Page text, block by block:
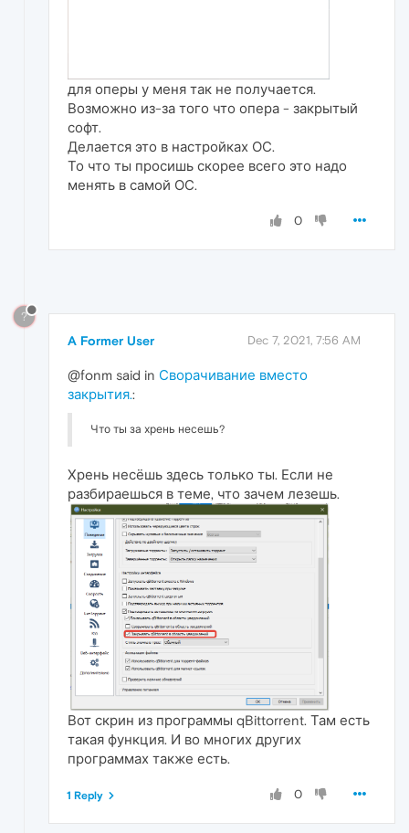
для оперы у меня так не получается.
Возможно из-за того что опера - закрытый
софт.
Делается это в настройках ОС.
То что ты просишь скорее всего это надо
менять в самой ОС.
0
?
A Former User Dec 7, 2021, 7:56 AM
@fonm said in Сворачивание вместо
закрытия.:
Что ты за хрень несешь?
Хрень несёшь здесь только ты. Если не
разбираешься в теме, что зачем лезешь.
Вот скрин из программы qBittorrent. Там есть
такая функция. И во многих других
программах также есть.
0
1 Reply